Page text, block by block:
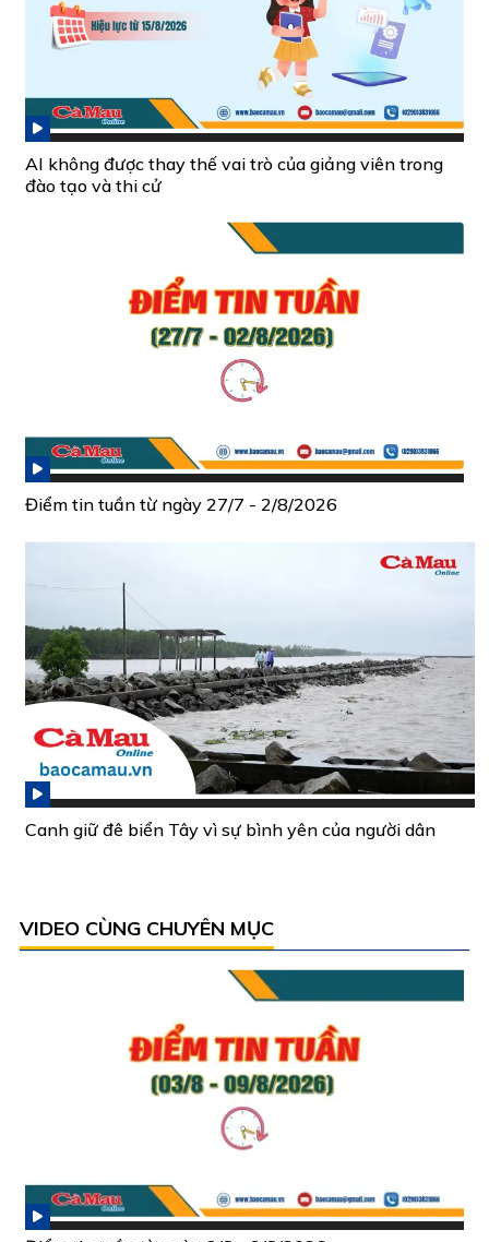
AI không được thay thế vai trò của giảng viên trong
đào tạo và thi cử
Điểm tin tuần từ ngày 27/7 - 2/8/2026
Canh giữ đê biển Tây vì sự bình yên của người dân
VIDEO CÙNG CHUYÊN MỤC